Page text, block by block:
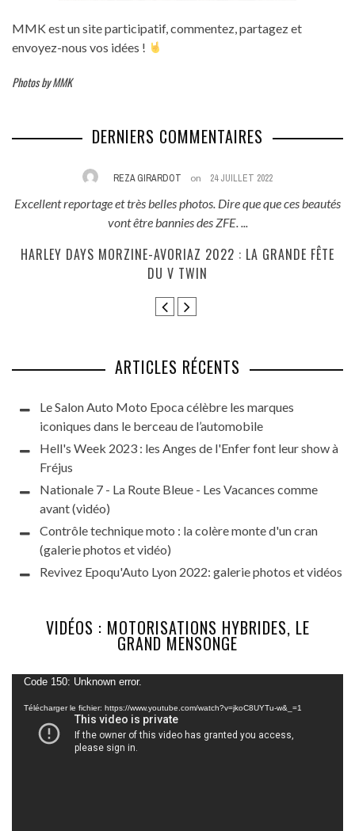
MMK est un site participatif, commentez, partagez et
envoyez-nous vos idées !
Photos by MMK
DERNIERS COMMENTAIRES
REZA GIRARDOT on 24 JUILLET 2022
Excellent reportage et très belles photos. Dire que que ces beautés
vont être bannies des ZFE. ...
HARLEY DAYS MORZINE-AVORIAZ 2022 : LA GRANDE FÊTE
DU V TWIN
ARTICLES RÉCENTS
Le Salon Auto Moto Epoca célèbre les marques
iconiques dans le berceau de l’automobile
Hell's Week 2023 : les Anges de l'Enfer font leur show à
Fréjus
Nationale 7 - La Route Bleue - Les Vacances comme
avant (vidéo)
Contrôle technique moto : la colère monte d'un cran
(galerie photos et vidéo)
Revivez Epoqu'Auto Lyon 2022: galerie photos et vidéos
VIDÉOS : MOTORISATIONS HYBRIDES, LE
GRAND MENSONGE
Lecteur
vidéo
Code 150: Unknown error.
Télécharger le fichier: https://www.youtube.com/watch?v=jkoC8UYTu-w&_=1